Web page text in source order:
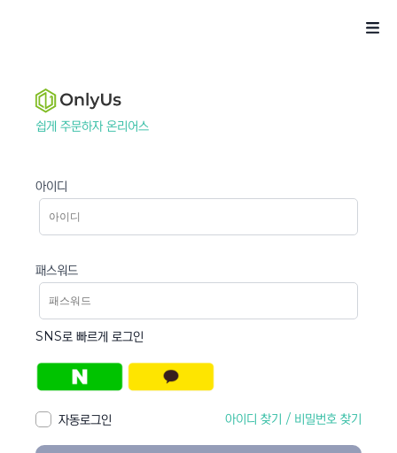
쉽게 주문하자 온리어스
아이디
패스워드
SNS로 빠르게 로그인
자동로그인 아이디 찾기 / 비밀번호 찾기